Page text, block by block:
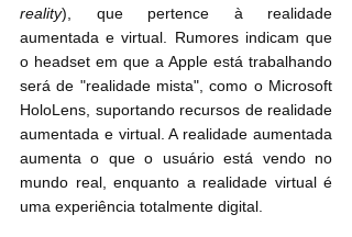
reality), que pertence à realidade
aumentada e virtual. Rumores indicam que
o headset em que a Apple está trabalhando
será de "realidade mista", como o Microsoft
HoloLens, suportando recursos de realidade
aumentada e virtual. A realidade aumentada
aumenta o que o usuário está vendo no
mundo real, enquanto a realidade virtual é
uma experiência totalmente digital.